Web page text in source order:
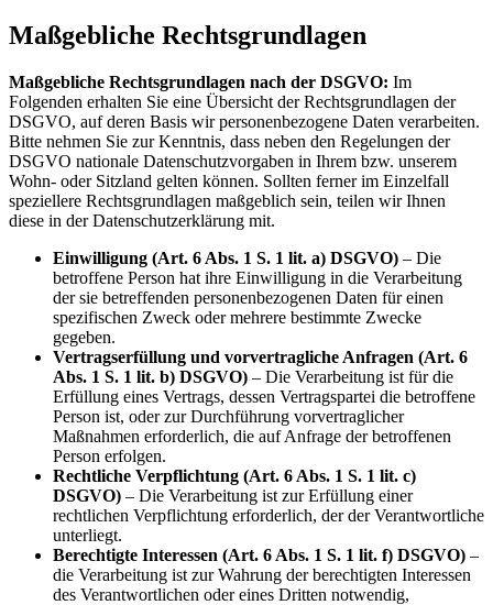
Maßgebliche Rechtsgrundlagen
Maßgebliche Rechtsgrundlagen nach der DSGVO: Im
Folgenden erhalten Sie eine Übersicht der Rechtsgrundlagen der
DSGVO, auf deren Basis wir personenbezogene Daten verarbeiten.
Bitte nehmen Sie zur Kenntnis, dass neben den Regelungen der
DSGVO nationale Datenschutzvorgaben in Ihrem bzw. unserem
Wohn- oder Sitzland gelten können. Sollten ferner im Einzelfall
speziellere Rechtsgrundlagen maßgeblich sein, teilen wir Ihnen
diese in der Datenschutzerklärung mit.
Einwilligung (Art. 6 Abs. 1 S. 1 lit. a) DSGVO) – Die
betroffene Person hat ihre Einwilligung in die Verarbeitung
der sie betreffenden personenbezogenen Daten für einen
spezifischen Zweck oder mehrere bestimmte Zwecke
gegeben.
Vertragserfüllung und vorvertragliche Anfragen (Art. 6
Abs. 1 S. 1 lit. b) DSGVO) – Die Verarbeitung ist für die
Erfüllung eines Vertrags, dessen Vertragspartei die betroffene
Person ist, oder zur Durchführung vorvertraglicher
Maßnahmen erforderlich, die auf Anfrage der betroffenen
Person erfolgen.
Rechtliche Verpflichtung (Art. 6 Abs. 1 S. 1 lit. c)
DSGVO) – Die Verarbeitung ist zur Erfüllung einer
rechtlichen Verpflichtung erforderlich, der der Verantwortliche
unterliegt.
Berechtigte Interessen (Art. 6 Abs. 1 S. 1 lit. f) DSGVO) –
die Verarbeitung ist zur Wahrung der berechtigten Interessen
des Verantwortlichen oder eines Dritten notwendig,